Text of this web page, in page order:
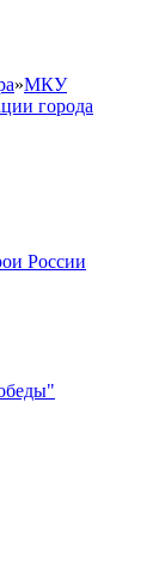
»МКУ
города
России